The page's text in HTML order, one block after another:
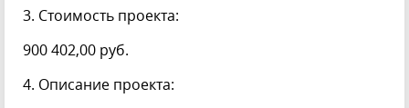
3. Стоимость проекта:
900 402,00 руб.
4. Описание проекта: